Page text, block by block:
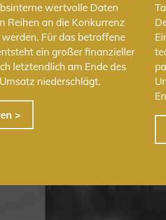
wertvolle Daten
Reihen an die Konkurrenz
Für das betroffene
ein großer finanzieller
letztendlich am Ende des
niederschlägt.
>